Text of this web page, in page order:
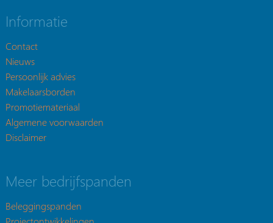
Informatie
Contact
Nieuws
Persoonlijk advies
Makelaarsborden
Promotiemateriaal
Algemene voorwaarden
Disclaimer
Meer bedrijfspanden
Beleggingspanden